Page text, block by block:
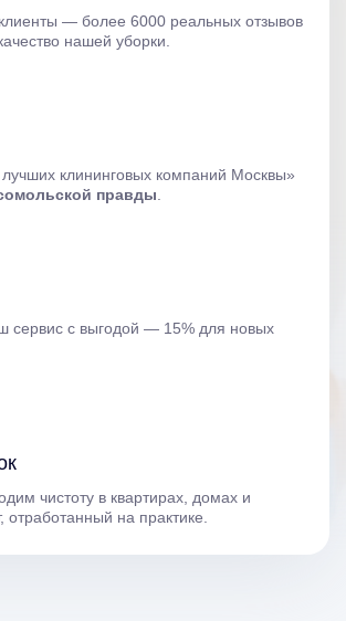
— более 6000 реальных отзывов
нашей уборки.
клининговых компаний Москвы»
правды
сервис с выгодой — 15% для новых
чистоту в квартирах, домах и
на практике.